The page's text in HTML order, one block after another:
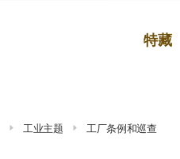
特藏
工业主题 工厂条例和巡查